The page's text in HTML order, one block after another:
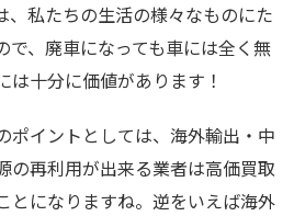
、私たちの生活の様々なものにた
で、廃車になっても車には全く無
十分に価値があります！
ポイントとしては、海外輸出・中
の再利用が出来る業者は高価買取
とになりますね。逆をいえば海外